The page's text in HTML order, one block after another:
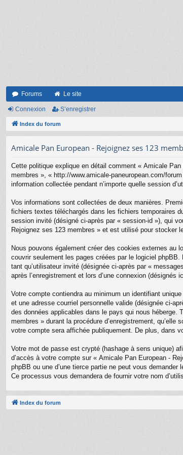
Forums Le site
Connexion S’enregistrer
Index du forum
Amicale Pan European - Rejoignez ses 123
Cette politique explique en détail comment « Amicale
membres », « http://www.amicale-paneuropean.com/
information collectée pendant n’importe quelle session
Vos informations sont collectées de deux manières.
fichiers textes téléchargés dans les fichiers temporaires
session invité (désigné ci-après par « session-id »), qui
Rejoignez ses 123 membres » et est utilisé pour stocker
Nous pouvons également créer des cookies externes au
couvrir seulement les pages créées par le logiciel
tant qu’utilisateur invité (désignée ci-après par «
après l’enregistrement et lors d’une connexion (désignés
Votre compte contiendra au minimum un identifiant
et une adresse courriel personnelle valide (désignée ci-
des données applicables dans le pays qui nous héberge.
membres » durant la procédure d’enregistrement,
votre compte sera affichée publiquement. De plus, dans
Votre mot de passe est crypté (hashage à sens unique)
d’accès à votre compte sur « Amicale Pan European -
phpBB ou une d’une tierce partie ne peut vous
Ce processus vous demandera de fournir votre nom
Index du forum